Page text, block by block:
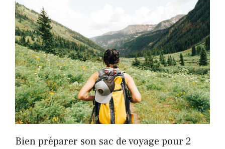
Bien préparer son sac de voyage pour 2